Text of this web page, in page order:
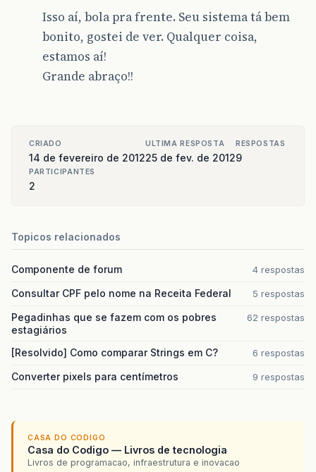
Isso aí, bola pra frente. Seu sistema tá bem
bonito, gostei de ver. Qualquer coisa,
estamos aí!
Grande abraço!!
CRIADO
14 de fevereiro de 2012
ULTIMA RESPOSTA
25 de fev. de 2012
RESPOSTAS
9
PARTICIPANTES
2
Topicos relacionados
Componente de forum 4 respostas
Consultar CPF pelo nome na Receita Federal 5 respostas
Pegadinhas que se fazem com os pobres
estagiários
62 respostas
[Resolvido] Como comparar Strings em C? 6 respostas
Converter pixels para centímetros 9 respostas
CASA DO CODIGO
Casa do Codigo — Livros de tecnologia
Livros de programacao, infraestrutura e inovacao